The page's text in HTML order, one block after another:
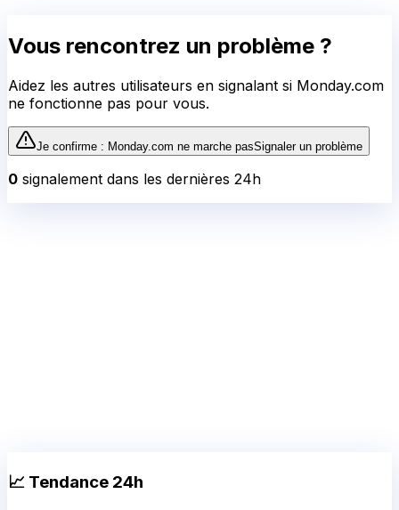
Vous rencontrez un problème ?
Aidez les autres utilisateurs en signalant si Monday.com
ne fonctionne pas pour vous.
Je confirme : Monday.com ne marche pasSignaler un problème
0 signalement dans les dernières 24h
📈 Tendance 24h